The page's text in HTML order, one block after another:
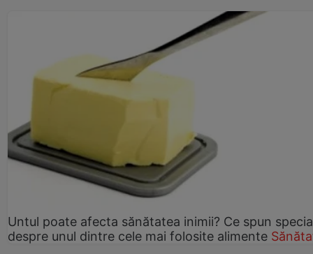
Untul poate afecta sănătatea inimii? Ce spun
despre unul dintre cele mai folosite alimente